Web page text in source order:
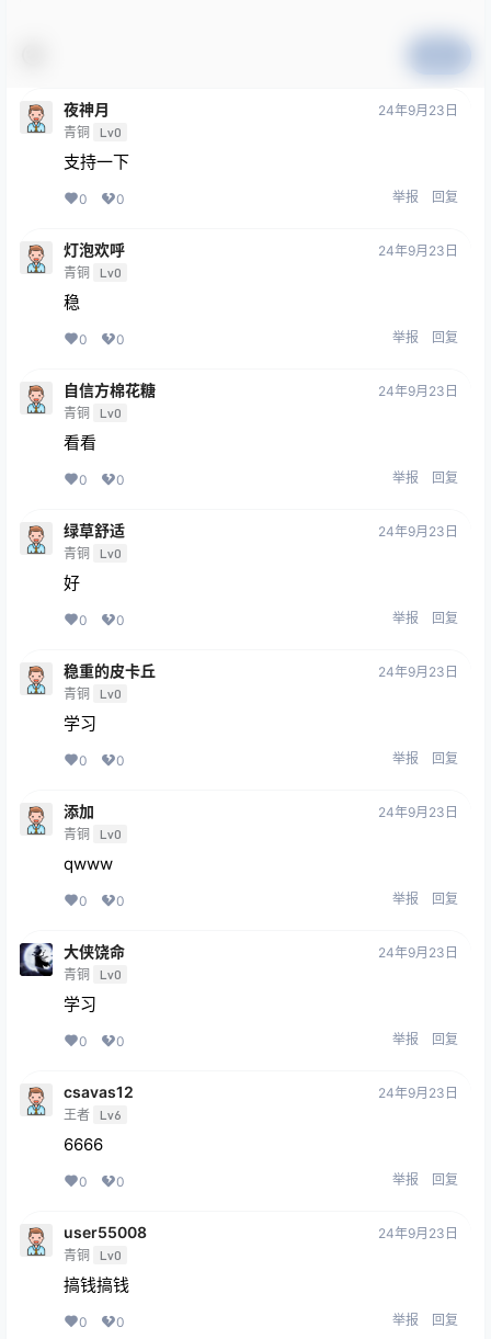
夜神月
青铜 Lv0
24年9月23日
支持一下
0 0 举报 回复
灯泡欢呼
青铜 Lv0
24年9月23日
稳
0 0 举报 回复
自信方棉花糖
青铜 Lv0
24年9月23日
看看
0 0 举报 回复
绿草舒适
青铜 Lv0
24年9月23日
好
0 0 举报 回复
稳重的皮卡丘
青铜 Lv0
24年9月23日
学习
0 0 举报 回复
添加
青铜 Lv0
24年9月23日
qwww
0 0 举报 回复
大侠饶命
青铜 Lv0
24年9月23日
学习
0 0 举报 回复
csavas12
王者 Lv6
24年9月23日
6666
0 0 举报 回复
user55008
青铜 Lv0
24年9月23日
搞钱搞钱
0 0 举报 回复